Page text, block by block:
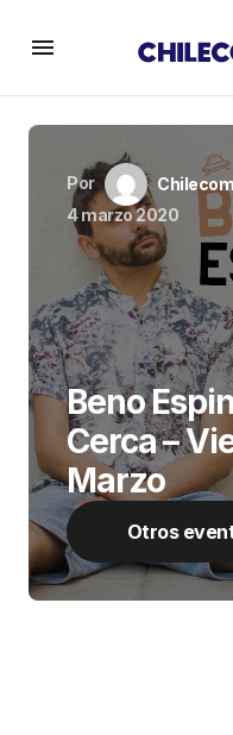
Por
4 marzo 2020
Beno
Cerca –
Marzo
Otros